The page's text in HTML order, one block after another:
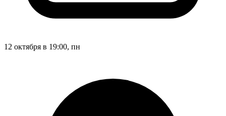
12 октября в 19:00, пн